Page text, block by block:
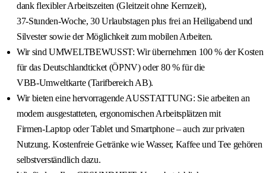
dank flexibler Arbeitszeiten (Gleitzeit ohne Kernzeit),
37‑Stunden‑Woche, 30 Urlaubstagen plus frei an Heiligabend und
Silvester sowie der Möglichkeit zum mobilen Arbeiten.
Wir sind UMWELTBEWUSST: Wir übernehmen 100 % der Kosten
für das Deutschlandticket (ÖPNV) oder 80 % für die
VBB‑Umweltkarte (Tarifbereich AB).
Wir bieten eine hervorragende AUSSTATTUNG: Sie arbeiten an
modern ausgestatteten, ergonomischen Arbeitsplätzen mit
Firmen‑Laptop oder Tablet und Smartphone – auch zur privaten
Nutzung. Kostenfreie Getränke wie Wasser, Kaffee und Tee gehören
selbstverständlich dazu.